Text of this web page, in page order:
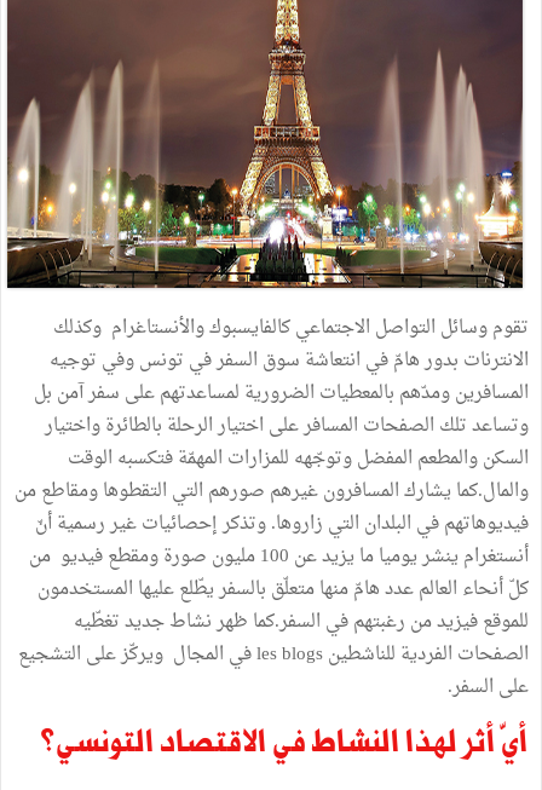
تقوم وسائل التواصل الاجتماعي كالفايسبوك والأنستاغرام وكذلك
الانترنات بدور هامّ في انتعاشة سوق السفر في تونس وفي توجيه
المسافرين ومدّهم بالمعطيات الضرورية لمساعدتهم على سفر آمن بل
وتساعد تلك الصفحات المسافر على اختيار الرحلة بالطائرة واختيار
السكن والمطعم المفضل وتوجّهه للمزارات المهمّة فتكسبه الوقت
والمال.كما يشارك المسافرون غيرهم صورهم التي التقطوها ومقاطع من
فيديوهاتهم في البلدان التي زاروها. وتذكر إحصائيات غير رسمية أنّ
أنستغرام ينشر يوميا ما يزيد عن 100 مليون صورة ومقطع فيديو من
كلّ أنحاء العالم عدد هامّ منها متعلّق بالسفر يطّلع عليها المستخدمون
للموقع فيزيد من رغبتهم في السفر.كما ظهر نشاط جديد تغطّيه
الصفحات الفردية للناشطين les blogs في المجال ويركّز على التشجيع
على السفر.
أيّ أثر لهذا النشاط في الاقتصاد التونسي؟